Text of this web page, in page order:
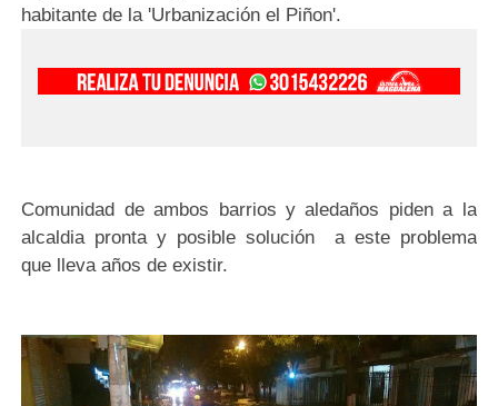
habitante de la 'Urbanización el Piñon'.
Comunidad de ambos barrios y aledaños piden a la
alcaldia pronta y posible solución a este problema
que lleva años de existir.